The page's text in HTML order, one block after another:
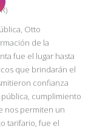
Otto
de la
fue el lugar hasta
que brindarán el
confianza
cumplimiento
nos permiten un
tarifario, fue el